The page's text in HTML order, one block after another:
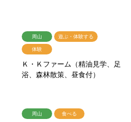
周山
遊ぶ・体験する
体験
Ｋ・Ｋファーム（精油見学、足
浴、森林散策、昼食付）
周山 食べる